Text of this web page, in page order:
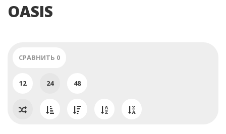
OASIS
СРАВНИТЬ 0
12 24 48